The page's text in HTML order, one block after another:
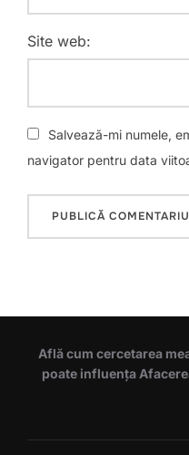
Site web:
Salvează-mi numele,
navigator pentru data
Află cum cercetarea
poate influența